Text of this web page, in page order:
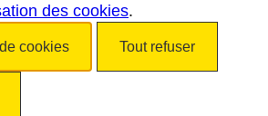
ACCESSIBILITÉ
des cookies.
cookies Tout refuser